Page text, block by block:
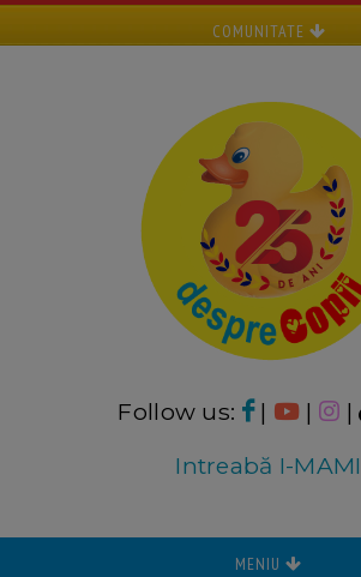
COMUNITATE
Follow us: | | |
Intreabă I-MAMI
MENIU